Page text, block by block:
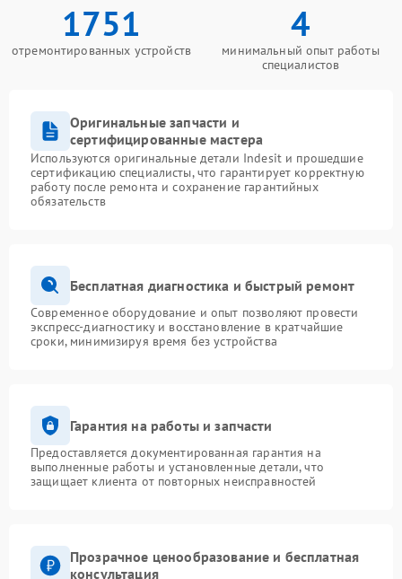
1751
отремонтированных устройств
4
минимальный опыт работы
специалистов
Оригинальные запчасти и
сертифицированные мастера
Используются оригинальные детали Indesit и прошедшие
сертификацию специалисты, что гарантирует корректную
работу после ремонта и сохранение гарантийных
обязательств
Бесплатная диагностика и быстрый ремонт
Современное оборудование и опыт позволяют провести
экспресс-диагностику и восстановление в кратчайшие
сроки, минимизируя время без устройства
Гарантия на работы и запчасти
Предоставляется документированная гарантия на
выполненные работы и установленные детали, что
защищает клиента от повторных неисправностей
Прозрачное ценообразование и бесплатная
консультация